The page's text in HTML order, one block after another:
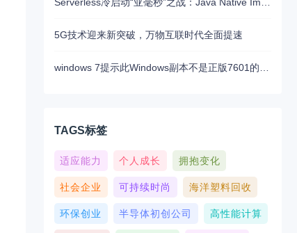
5G技术迎来新突破，万物互联时代全面提速
TAGS标签
适应能力 个人成长 拥抱变化
社会企业 可持续时尚 海洋塑料回收
环保创业 半导体初创公司 高性能计算